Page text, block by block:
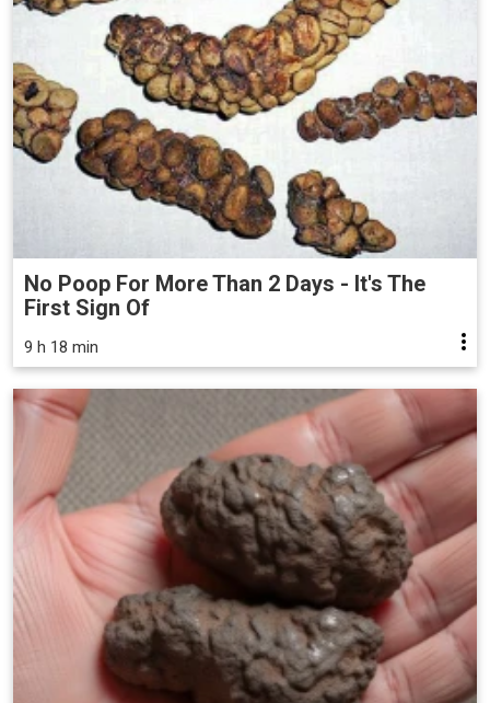
No Poop For More Than 2 Days - It's The
First Sign Of
9 h 18 min